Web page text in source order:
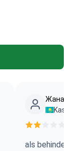
Жанар
als